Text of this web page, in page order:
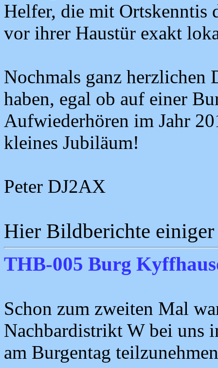
Helfer, die mit Ortskenntis
vor ihrer Haustür exakt
Nochmals ganz herzlichen
haben, egal ob auf einer
Aufwiederhören im Jahr
kleines Jubiläum!
Peter DJ2AX
Hier Bildberichte
THB-005 Burg
Schon zum zweiten Mal
Nachbardistrikt W bei uns
am Burgentag